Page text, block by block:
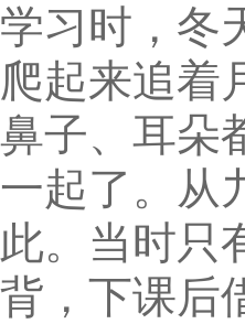
学习时，冬
爬起来追着
鼻子、耳朵
一起了。从
此。当时只
背，下课后